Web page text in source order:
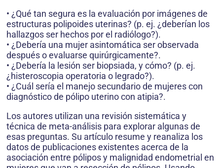
• ¿Qué tan segura es la evaluación por imágenes de
estructuras polipoides uterinas? (p. ej. ¿deberían los
hallazgos ser hechos por el radiólogo?).
• ¿Debería una mujer asintomática ser observada
después o evaluarse quirúrgicamente?.
• ¿Debería la lesión ser biopsiada, y cómo? (p. ej.
¿histeroscopia operatoria o legrado?).
• ¿Cuál sería el manejo secundario de mujeres con
diagnóstico de pólipo uterino con atipia?.
Los autores utilizan una revisión sistemática y
técnica de meta-análisis para explorar algunas de
esas preguntas. Su artículo resume y reanaliza los
datos de publicaciones existentes acerca de la
asociación entre pólipos y malignidad endometrial en